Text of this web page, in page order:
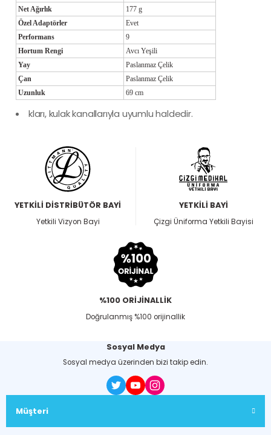
Net Ağırlık
177 g
Özel Adaptörler
Evet
Performans
9
Hortum Rengi
Avcı Yeşili
Yay
Paslanmaz Çelik
Çan
Paslanmaz Çelik
Uzunluk
69 cm
kları, kulak kanallarıyla uyumlu haldedir.
YETKİLİ DİSTRİBÜTÖR BAYİ
Yetkili Vizyon Bayi
YETKİLİ BAYİ
Çizgi Üniforma Yetkili Bayisi
%100 ORİJİNALLİK
Doğrulanmış %100 orijinallik
Sosyal Medya
Sosyal medya üzerinden bizi takip edin.
Müşteri